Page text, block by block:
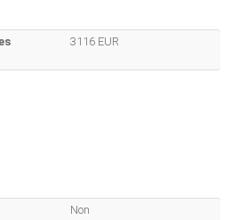
3116 EUR
Non